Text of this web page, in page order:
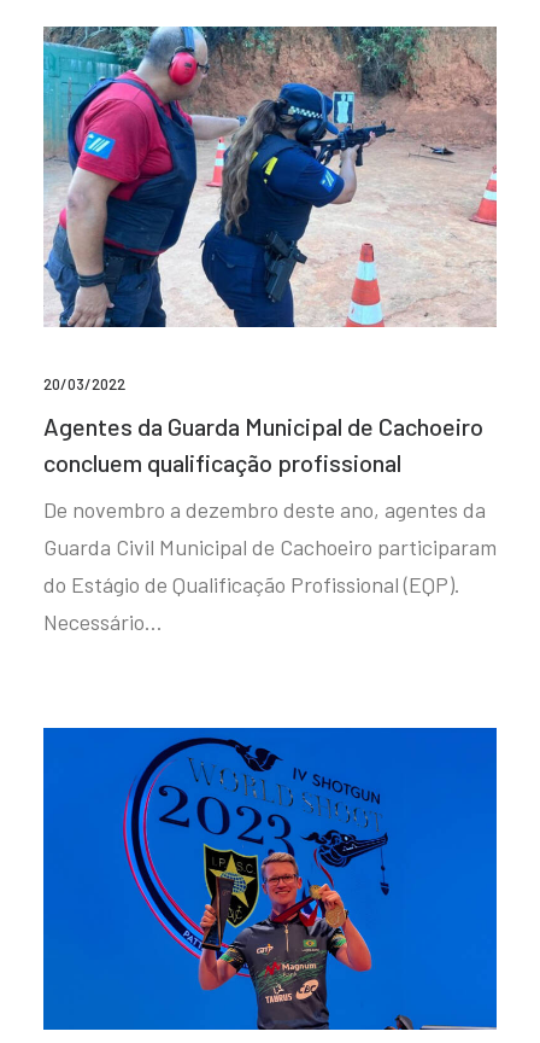
20/03/2022
Agentes da Guarda Municipal de Cachoeiro
concluem qualificação profissional
De novembro a dezembro deste ano, agentes da
Guarda Civil Municipal de Cachoeiro participaram
do Estágio de Qualificação Profissional (EQP).
Necessário…